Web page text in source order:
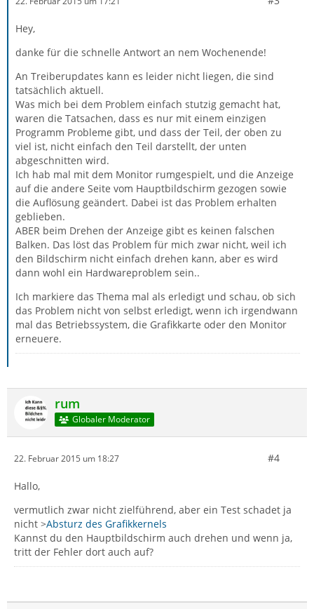
Hey,
danke für die schnelle Antwort an nem Wochenende!
An Treiberupdates kann es leider nicht liegen, die sind
tatsächlich aktuell.
Was mich bei dem Problem einfach stutzig gemacht hat,
waren die Tatsachen, dass es nur mit einem einzigen
Programm Probleme gibt, und dass der Teil, der oben zu
viel ist, nicht einfach den Teil darstellt, der unten
abgeschnitten wird.
Ich hab mal mit dem Monitor rumgespielt, und die Anzeige
auf die andere Seite vom Hauptbildschirm gezogen sowie
die Auflösung geändert. Dabei ist das Problem erhalten
geblieben.
ABER beim Drehen der Anzeige gibt es keinen falschen
Balken. Das löst das Problem für mich zwar nicht, weil ich
den Bildschirm nicht einfach drehen kann, aber es wird
dann wohl ein Hardwareproblem sein..
Ich markiere das Thema mal als erledigt und schau, ob sich
das Problem nicht von selbst erledigt, wenn ich irgendwann
mal das Betriebssystem, die Grafikkarte oder den Monitor
erneuere.
rum
Globaler Moderator
22. Februar 2015 um 18:27 #4
Hallo,
vermutlich zwar nicht zielführend, aber ein Test schadet ja
nicht >Absturz des Grafikkernels
Kannst du den Hauptbildschirm auch drehen und wenn ja,
tritt der Fehler dort auch auf?